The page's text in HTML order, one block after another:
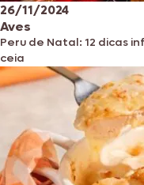
26/11/2024
Aves
Peru de Natal: 12 dicas
ceia